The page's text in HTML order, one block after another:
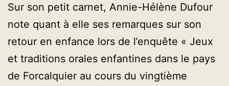
Sur son petit carnet, Annie-Hélène Dufour
note quant à elle ses remarques sur son
retour en enfance lors de l’enquête « Jeux
et traditions orales enfantines dans le pays
de Forcalquier au cours du vingtième